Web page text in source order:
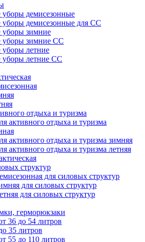
уборы демисезонные
уборы демисезонные для СС
уборы зимние
уборы зимние СС
летние
уборы летние СС
отдыха и туризма
активного отдыха и туризма
активного отдыха и туризма зимняя
активного отдыха и туризма летняя
структур
для силовых структур
для силовых структур
для силовых структур
герморюкзаки
36 до 54 литров
35 литров
55 до 110 литров